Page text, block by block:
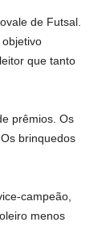
de Futsal.
que tanto
prêmios. Os
brinquedos
campeão,
menos